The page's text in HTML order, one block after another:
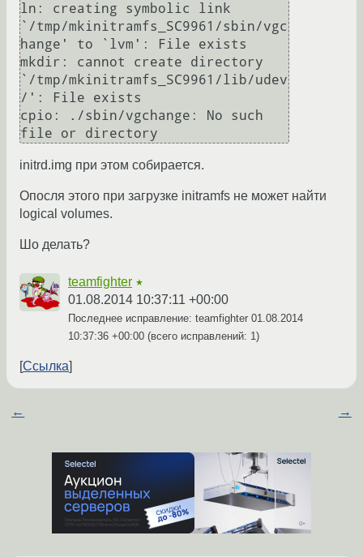
ln: creating symbolic link
`/tmp/mkinitramfs_SC9961/sbin/vgc
hange' to `lvm': File exists
mkdir: cannot create directory
`/tmp/mkinitramfs_SC9961/lib/udev
/': File exists
cpio: ./sbin/vgchange: No such
initrd.img при этом собирается.
Опосля этого при загрузке initramfs не может найти
logical volumes.
Шо делать?
teamfighter ★
01.08.2014 10:37:11 +00:00
Последнее исправление: teamfighter 01.08.2014
10:37:36 +00:00 (всего исправлений: 1)
Ссылка
← →